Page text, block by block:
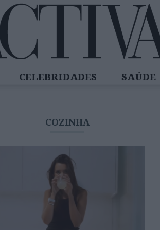
CELEBRIDADES SAÚDE
COZINHA